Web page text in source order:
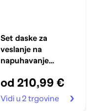
Set daske za
veslanje na
napuhavanje
plavi
od 210,99 €
Vidi u 2 trgovine